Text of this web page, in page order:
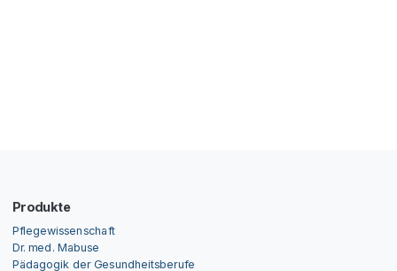
Produkte
Pflegewissenschaft
Dr. med. Mabuse
Pädagogik der Gesundheitsberufe